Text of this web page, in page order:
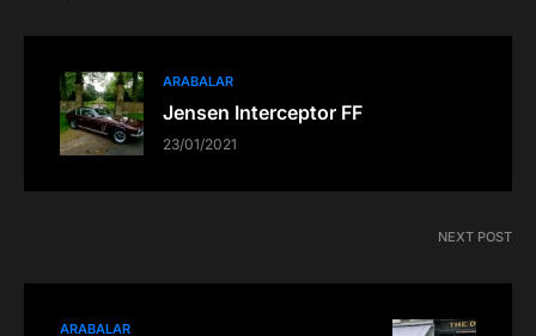
ARABALAR
Jensen Interceptor FF
23/01/2021
NEXT POST
ARABALAR